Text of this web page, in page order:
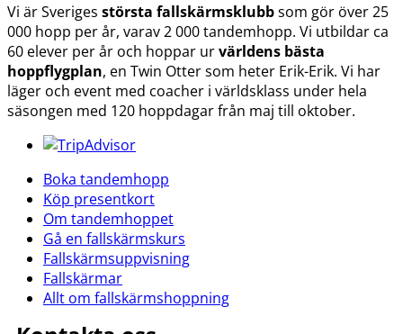
Vi är Sveriges största fallskärmsklubbsom gör över 25
000 hopp per år, varav 2 000 tandemhopp. Vi utbildar ca
60 elever per år och hoppar urvärldens bästa
hoppflygplan, en Twin Otter som heter Erik-Erik. Vi har
läger och event med coacher i världsklass under hela
säsongen med 120 hoppdagar från maj till oktober.
Boka tandemhopp
Köp presentkort
Om tandemhoppet
Gå en fallskärmskurs
Fallskärmsuppvisning
Fallskärmar
Allt om fallskärmshoppning